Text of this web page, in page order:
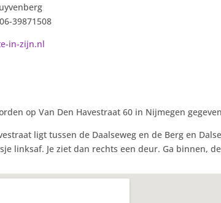
39871508
in-zijn.nl
op Van Den Havestraat 60 in Nijmegen
ligt tussen de Daalseweg en de Berg en
linksaf. Je ziet dan rechts een deur. Ga binnen,